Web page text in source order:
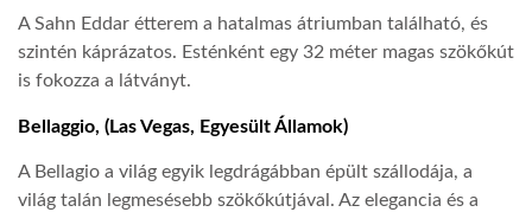
GLOBOBOOK
A Sahn Eddar étterem a hatalmas átriumban található, és
szintén káprázatos. Esténként egy 32 méter magas szökőkút
is fokozza a látványt.
Bellaggio, (Las Vegas, Egyesült Államok)
A Bellagio a világ egyik legdrágábban épült szállodája, a
világ talán legmesésebb szökőkútjával. Az elegancia és a